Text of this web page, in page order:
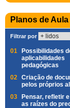
Planos de Aula
Filtrar por
01
Possibilidades
aplicabilidades
pedagógicas
02 Criação de
pelos próprios
03
Pensar, refletir
as raízes do